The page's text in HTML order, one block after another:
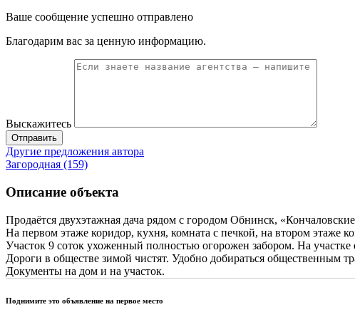
Ваше сообщение успешно отправлено
Благодарим вас за ценную информацию.
Выскажитесь
Отправить
Другие предложения автора
Загородная (159)
Описание объекта
Продаётся двухэтажная дача рядом с городом Обнинск,
На первом этаже коридор, кухня, комната с печкой, на втором этаже
Участок 9 соток ухоженный полностью огорожен забором. На участке
Дороги в обществе зимой чистят. Удобно добираться общественным
Документы на дом и на участок.
Поднимите это объявление на первое место